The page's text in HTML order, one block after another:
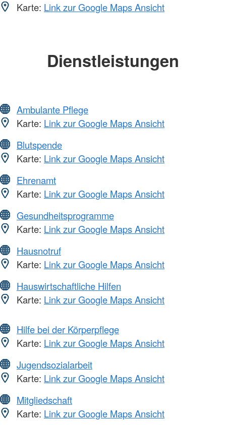
Karte: Link zur Google Maps Ansicht
Dienstleistungen
Ambulante Pflege
Karte: Link zur Google Maps Ansicht
Blutspende
Karte: Link zur Google Maps Ansicht
Ehrenamt
Karte: Link zur Google Maps Ansicht
Gesundheitsprogramme
Karte: Link zur Google Maps Ansicht
Hausnotruf
Karte: Link zur Google Maps Ansicht
Hauswirtschaftliche Hilfen
Karte: Link zur Google Maps Ansicht
Hilfe bei der Körperpflege
Karte: Link zur Google Maps Ansicht
Jugendsozialarbeit
Karte: Link zur Google Maps Ansicht
Mitgliedschaft
Karte: Link zur Google Maps Ansicht